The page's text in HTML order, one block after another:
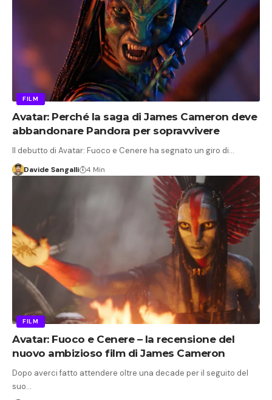
FILM
Avatar: Perché la saga di James Cameron deve
abbandonare Pandora per sopravvivere
Il debutto di Avatar: Fuoco e Cenere ha segnato un giro di…
Davide Sangalli 4 Min
FILM
Avatar: Fuoco e Cenere – la recensione del
nuovo ambizioso film di James Cameron
Dopo averci fatto attendere oltre una decade per il seguito del
suo…